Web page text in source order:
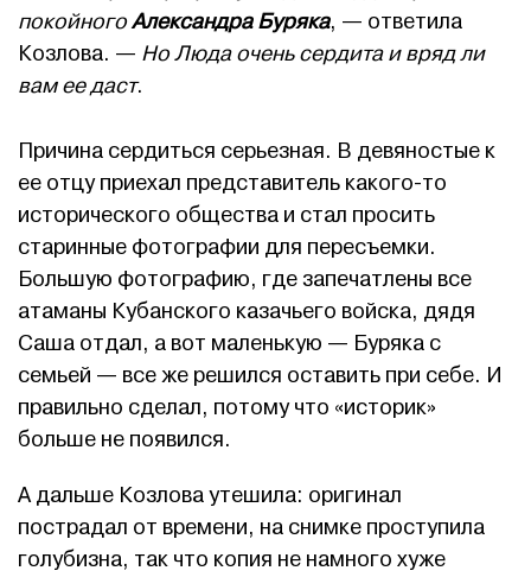
покойногоАлександра Буряка, — ответила
Козлова. — Но Люда очень сердита и вряд ли
вам ее даст.
Причина сердиться серьезная. В девяностые к
ее отцу приехал представитель какого-то
исторического общества и стал просить
старинные фотографии для пересъемки.
Большую фотографию, где запечатлены все
атаманы Кубанского казачьего войска, дядя
Саша отдал, а вот маленькую — Буряка с
семьей — все же решился оставить при себе. И
правильно сделал, потому что «историк»
больше не появился.
А дальше Козлова утешила: оригинал
пострадал от времени, на снимке проступила
голубизна, так что копия не намного хуже